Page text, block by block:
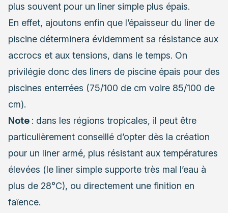
plus souvent pour un liner simple plus épais.
En effet, ajoutons enfin que l’épaisseur du liner de
piscine déterminera évidemment sa résistance aux
accrocs et aux tensions, dans le temps. On
privilégie donc des liners de piscine épais pour des
piscines enterrées (75/100 de cm voire 85/100 de
cm).
Note : dans les régions tropicales, il peut être
particulièrement conseillé d’opter dès la création
pour un liner armé, plus résistant aux températures
élevées (le liner simple supporte très mal l’eau à
plus de 28°C), ou directement une finition en
faïence.